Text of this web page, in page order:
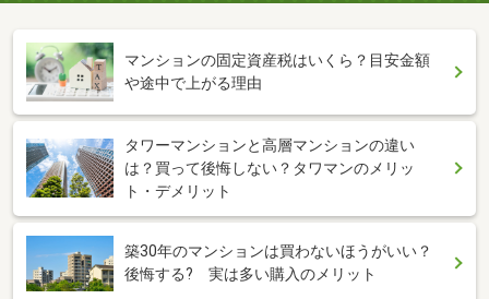
マンションの固定資産税はいくら？目安金額
や途中で上がる理由
タワーマンションと高層マンションの違い
は？買って後悔しない？タワマンのメリッ
ト・デメリット
築30年のマンションは買わないほうがいい？
後悔する? 実は多い購入のメリット